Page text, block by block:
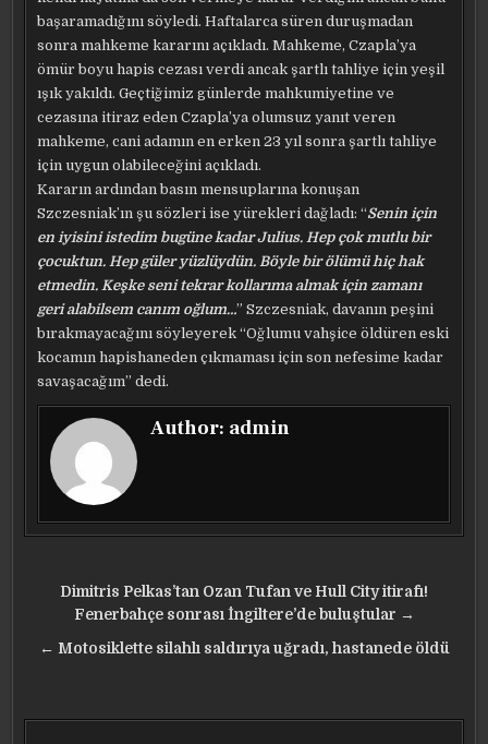
başaramadığını söyledi. Haftalarca süren duruşmadan
sonra mahkeme kararını açıkladı. Mahkeme, Czapla’ya
ömür boyu hapis cezası verdi ancak şartlı tahliye için yeşil
ışık yakıldı. Geçtiğimiz günlerde mahkumiyetine ve
cezasına itiraz eden Czapla’ya olumsuz yanıt veren
mahkeme, cani adamın en erken 23 yıl sonra şartlı tahliye
için uygun olabileceğini açıkladı.
Kararın ardından basın mensuplarına konuşan
Szczesniak’ın şu sözleri ise yürekleri dağladı: “Senin için
en iyisini istedim bugüne kadar Julius. Hep çok mutlu bir
çocuktun. Hep güler yüzlüydün. Böyle bir ölümü hiç hak
etmedin. Keşke seni tekrar kollarıma almak için zamanı
geri alabilsem canım oğlum…” Szczesniak, davanın peşini
bırakmayacağını söyleyerek “Oğlumu vahşice öldüren eski
kocamın hapishaneden çıkmaması için son nefesime kadar
savaşacağım” dedi.
Author: admin
Yazı
gezinmesi
Dimitris Pelkas’tan Ozan Tufan ve Hull City itirafı!
Fenerbahçe sonrası İngiltere’de buluştular →
← Motosiklette silahlı saldırıya uğradı, hastanede öldü